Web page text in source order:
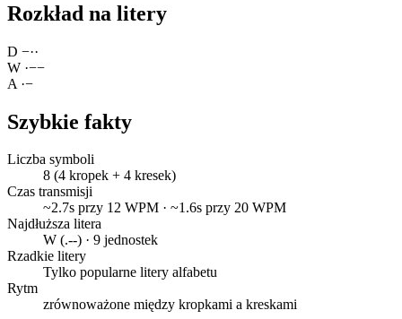
Rozkład na litery
D −··
W ·−−
A ·−
Szybkie fakty
Liczba symboli
8 (4 kropek + 4 kresek)
Czas transmisji
~2.7s przy 12 WPM · ~1.6s przy 20 WPM
Najdłuższa litera
W (.--) · 9 jednostek
Rzadkie litery
Tylko popularne litery alfabetu
Rytm
zrównoważone między kropkami a kreskami